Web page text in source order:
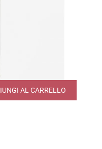
AL CARRELLO